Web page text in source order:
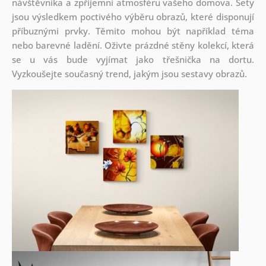
návštěvníka a zpříjemní atmosféru vašeho domova. Sety
jsou výsledkem poctivého výběru obrazů, které disponují
příbuznými prvky. Těmito mohou být například téma
nebo barevné ladění. Oživte prázdné stěny kolekcí, která
se u vás bude vyjímat jako třešnička na dortu.
Vyzkoušejte současný trend, jakým jsou sestavy obrazů.